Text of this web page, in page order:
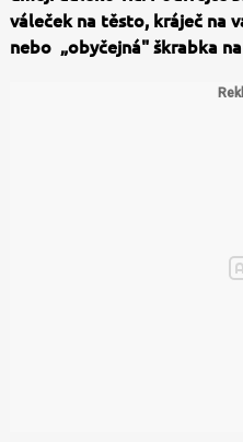
váleček na těsto, kráječ na
nebo „obyčejná" škrabka